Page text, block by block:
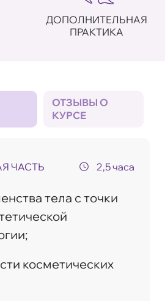
ДОПОЛНИТЕЛЬНАЯ
ПРАКТИКА
ОТЗЫВЫ О
КУРСЕ
ЧАСТЬ 2,5 часа
тела с точки
косметических